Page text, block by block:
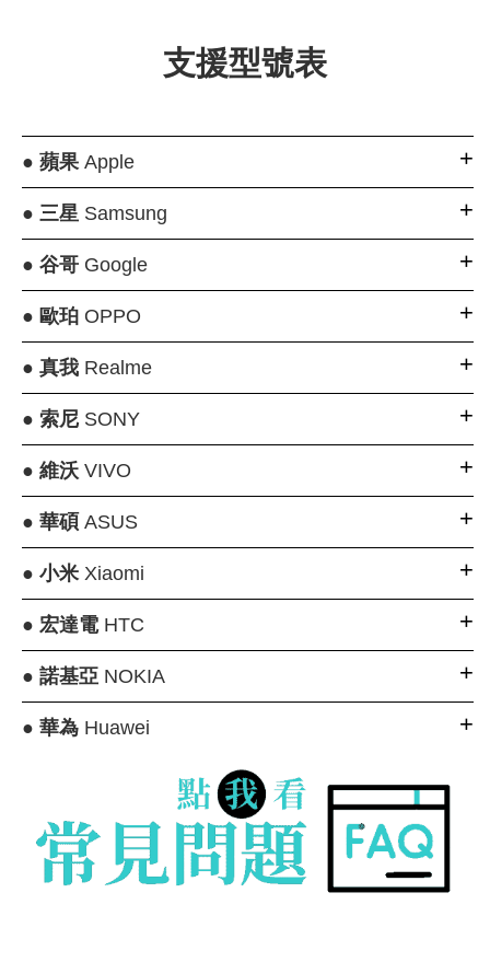
支援型號表
● 蘋果Apple
● 三星 Samsung
● 谷哥Google
● 歐珀OPPO
● 真我Realme
● 索尼SONY
● 維沃VIVO
● 華碩ASUS
● 小米Xiaomi
● 宏達電HTC
● 諾基亞NOKIA
● 華為Huawei